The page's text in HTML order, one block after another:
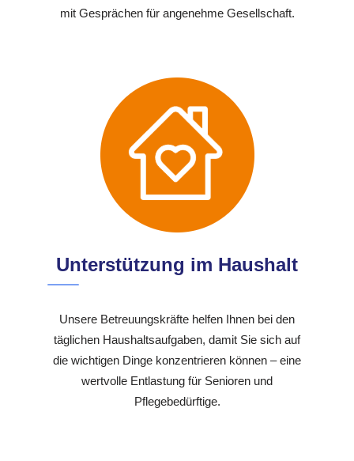
mit Gesprächen für angenehme Gesellschaft.
Unterstützung im Haushalt
Unsere Betreuungskräfte helfen Ihnen bei den
täglichen Haushaltsaufgaben, damit Sie sich auf
die wichtigen Dinge konzentrieren können – eine
wertvolle Entlastung für Senioren und
Pflegebedürftige.